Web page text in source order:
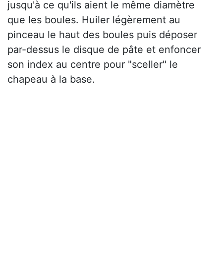
jusqu'à ce qu'ils aient le même diamètre
que les boules. Huiler légèrement au
pinceau le haut des boules puis déposer
par-dessus le disque de pâte et enfoncer
son index au centre pour "sceller" le
chapeau à la base.